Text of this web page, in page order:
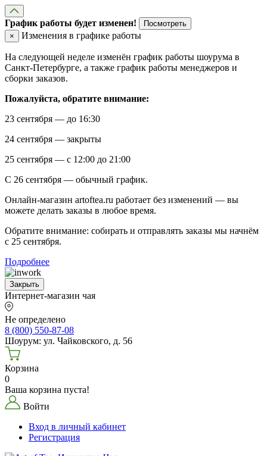
График работы будет изменен!
Посмотреть
×
Изменения в графике работы
На следующей неделе изменён график работы шоурума в
Санкт-Петербурге, а также график работы менеджеров и
сборки заказов.
Пожалуйста, обратите внимание:
23 сентября — до 16:30
24 сентября — закрыты
25 сентября — с 12:00 до 21:00
С 26 сентября — обычный график.
Онлайн-магазин artoftea.ru работает без изменений — вы
можете делать заказы в любое время.
Обратите внимание: собирать и отправлять заказы мы начнём
с 25 сентября.
Подробнее
Закрыть
Интернет-магазин чая
Не определено
8 (800) 550-87-08
Шоурум: ул. Чайковского, д. 56
Корзина
0
Ваша корзина пуста!
Войти
Вход в личный кабинет
Регистрация